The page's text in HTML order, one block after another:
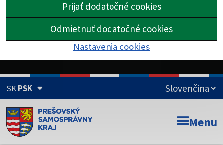
Prijať dodatočné cookies
Odmietnuť dodatočné cookies
Nastavenia cookies
SKPSK
Doména psk.sk je oficiálna
Toto je oficiálna webová stránka Prešovského
Menu